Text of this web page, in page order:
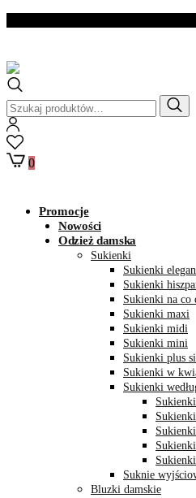
Szukaj:
0
Promocje
Nowości
Odzież damska
Sukienki
Sukienki
Sukienki
Sukienki na co
Sukienki maxi
Sukienki midi
Sukienki mini
Sukienki plus
Sukienki w
Sukienki
Suknie
Bluzki damskie